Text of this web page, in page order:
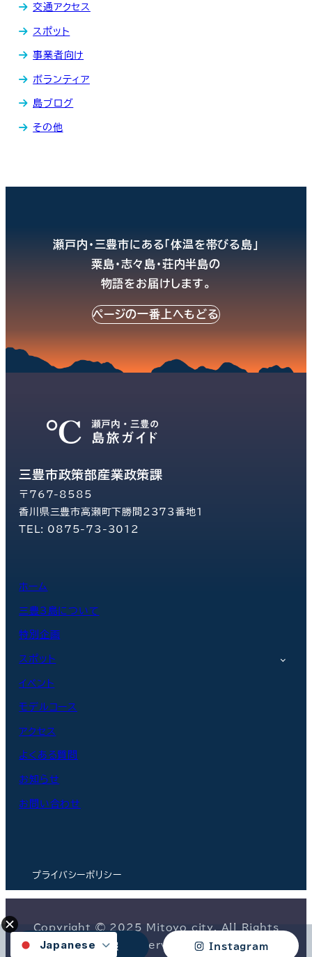
ジ
り
交通アクセス
スポット
事業者向け
ボランティア
島ブログ
その他
瀬戸内・三豊市にある「体温を帯びる島」
粟島・志々島・荘内半島の
物語をお届けします。
ページの一番上へもどる
三豊市政策部産業政策課
〒767-8585
香川県三豊市高瀬町下勝間2373番地1
TEL: 0875-73-3012
ホーム
三豊3島について
特別企画
スポット
イベント
モデルコース
アクセス
よくある質問
お知らせ
お問い合わせ
プライバシーポリシー
Copyright © 2025 Mitoyo city. All Rights
Reserved.
Japanese
トラベル情報 Instagram